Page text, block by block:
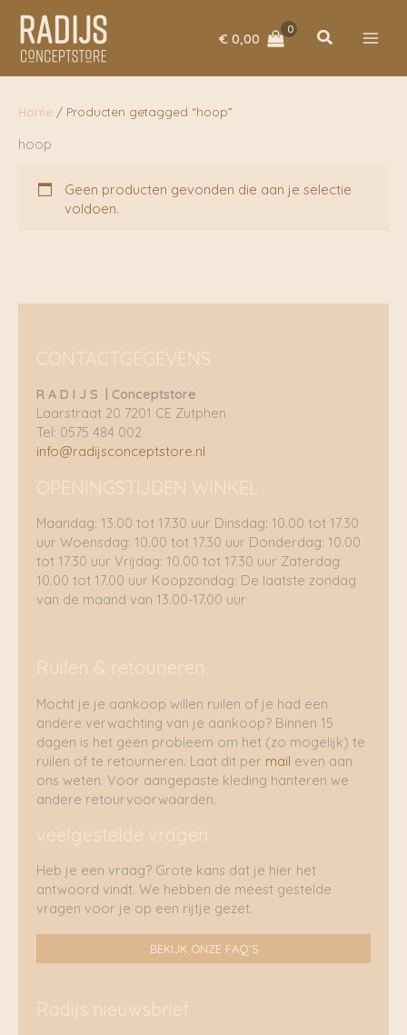
naar
inhoud
€ 0,00 Zoeken
Home / Producten getagged “hoop”
hoop
Geen producten gevonden die aan je selectie
voldoen.
CONTACTGEGEVENS
R A D I J S | Conceptstore
Laarstraat 20 7201 CE Zutphen
Tel: 0575 484 002
info@radijsconceptstore.nl
OPENINGSTIJDEN WINKEL
Maandag: 13.00 tot 17.30 uur Dinsdag: 10.00 tot 17.30
uur Woensdag: 10.00 tot 17.30 uur Donderdag: 10.00
tot 17.30 uur Vrijdag: 10.00 tot 17.30 uur Zaterdag:
10.00 tot 17.00 uur Koopzondag: De laatste zondag
van de maand van 13.00-17.00 uur
Ruilen & retouneren
Mocht je je aankoop willen ruilen of je had een
andere verwachting van je aankoop? Binnen 15
dagen is het geen probleem om het (zo mogelijk) te
ruilen of te retourneren. Laat dit per mail even aan
ons weten. Voor aangepaste kleding hanteren we
andere retourvoorwaarden.
veelgestelde vragen
Heb je een vraag? Grote kans dat je hier het
antwoord vindt. We hebben de meest gestelde
vragen voor je op een rijtje gezet.
BEKIJK ONZE FAQ'S
Radijs nieuwsbrief